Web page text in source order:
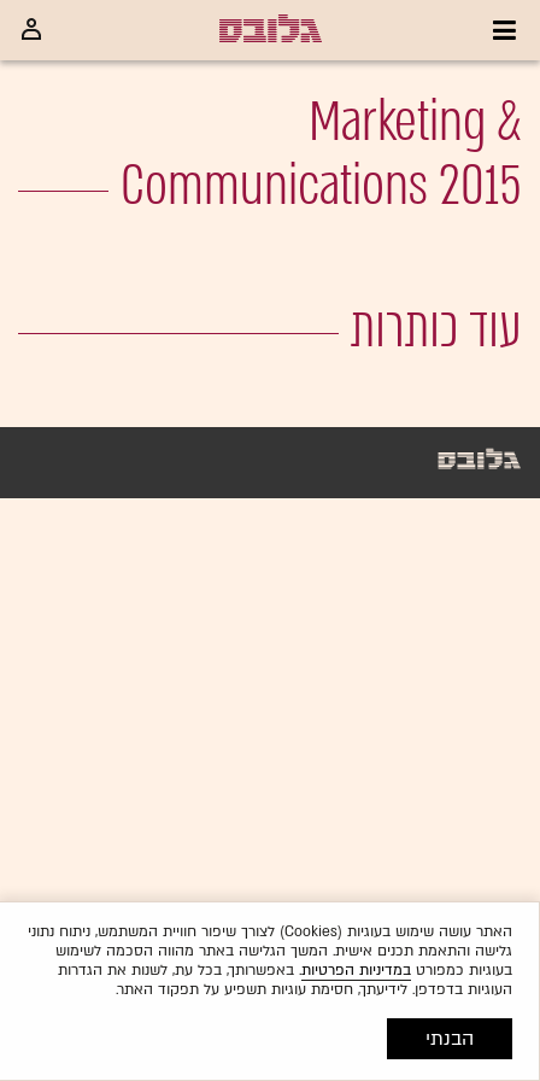
Marketing &
Communications 2015
עוד כותרות
האתר עושה שימוש בעוגיות (Cookies) לצורך שיפור חוויית המשתמש, ניתוח נתוני
גלישה והתאמת תכנים אישית. המשך הגלישה באתר מהווה הסכמה לשימוש
בעוגיות כמפורטבמדיניות הפרטיות. באפשרותך, בכל עת, לשנות את הגדרות
העוגיות בדפדפן. לידיעתך, חסימת עוגיות תשפיע על תפקוד האתר.
הבנתי